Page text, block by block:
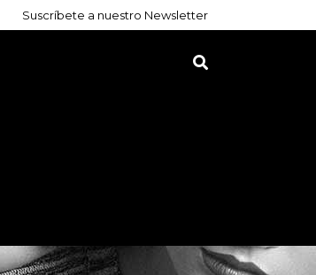
Suscríbete a nuestro Newsletter